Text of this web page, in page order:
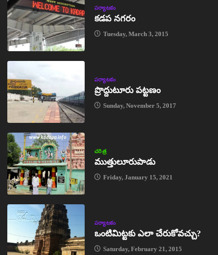
పర్యాటకం
కడప నగరం
Tuesday, March 3, 2015
పర్యాటకం
ప్రొద్దుటూరు పట్టణం
Sunday, November 5, 2017
చరిత్ర
ముత్తులూరుపాడు
Friday, January 15, 2021
పర్యాటకం
ఒంటిమిట్టకు ఎలా చేరుకోవచ్చు?
Saturday, February 21, 2015